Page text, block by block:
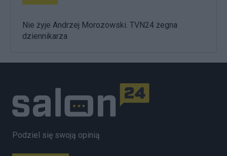
Nie żyje Andrzej Morozowski. TVN24 żegna
dziennikarza
Podziel się swoją opinią